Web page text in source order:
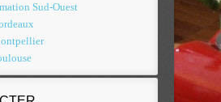
Sud-Ouest